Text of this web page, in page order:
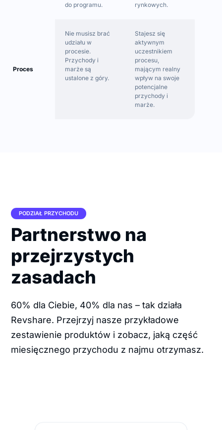
do programu.
rynkowych.
Proces
Nie musisz brać
udziału w
procesie.
Przychody i
marże są
ustalone z góry.
Stajesz się
aktywnym
uczestnikiem
procesu,
mającym realny
wpływ na swoje
potencjalne
przychody i
marże.
PODZIAŁ PRZYCHODU
Partnerstwo na
przejrzystych
zasadach
60% dla Ciebie, 40% dla nas – tak działa
Revshare. Przejrzyj nasze przykładowe
zestawienie produktów i zobacz, jaką część
miesięcznego przychodu z najmu otrzymasz.